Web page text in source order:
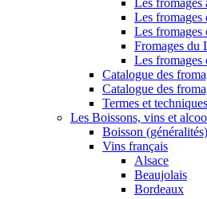
Les fromages
Les fromages
Les fromages
Fromages du
Les fromages
Catalogue des
Catalogue des
Termes et
Les Boissons, vins et
Boisson (généralités)
Vins français
Alsace
Beaujolais
Bordeaux